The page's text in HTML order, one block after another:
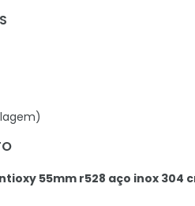
55mm r528 aço inox 304